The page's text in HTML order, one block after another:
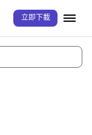
立即下載